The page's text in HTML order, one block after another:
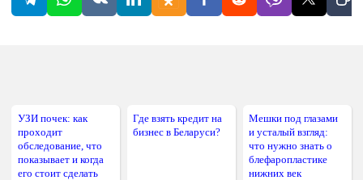
УЗИ почек: как
проходит
обследование, что
показывает и когда
его стоит сделать
Где взять кредит на
бизнес в Беларуси?
Мешки под глазами
и усталый взгляд:
что нужно знать о
блефаропластике
нижних век